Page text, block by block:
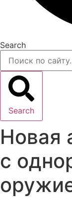
Search
Search
Новая
с